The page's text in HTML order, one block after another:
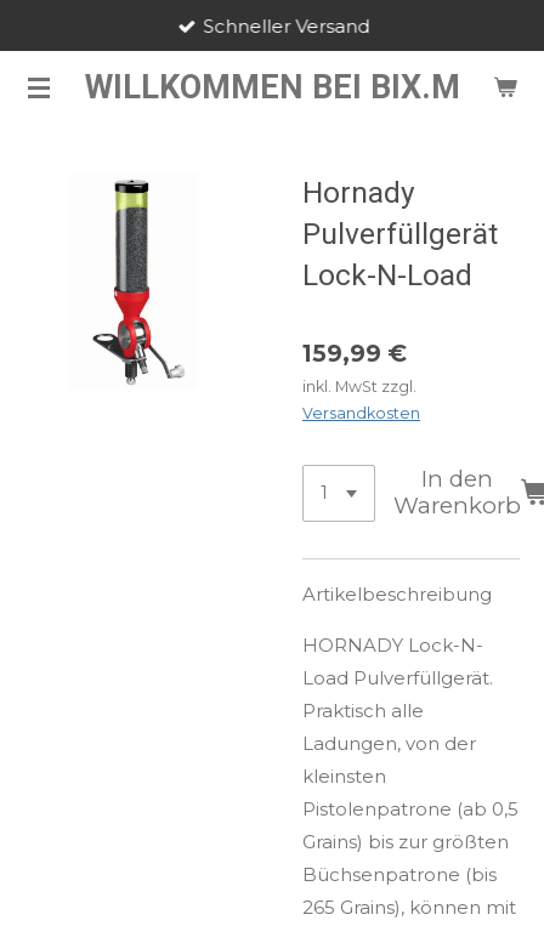
springen WILLKOMMEN BEI BIX.M
Schneller Versand
Hornady
Pulverfüllgerät
Lock-N-Load
159,99 €
inkl. MwSt zzgl.
Versandkosten
In den
Warenkorb
Artikelbeschreibung
HORNADY Lock-N-
Load Pulverfüllgerät.
Praktisch alle
Ladungen, von der
kleinsten
Pistolenpatrone (ab 0,5
Grains) bis zur größten
Büchsenpatrone (bis
265 Grains), können mit